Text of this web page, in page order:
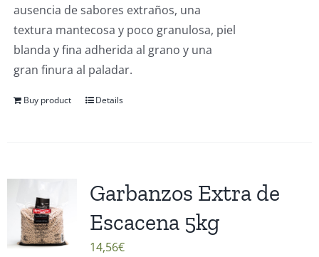
ausencia de sabores extraños, una
textura mantecosa y poco granulosa, piel
blanda y fina adherida al grano y una
gran finura al paladar.
Buy product Details
Garbanzos Extra de
Escacena 5kg
14,56€